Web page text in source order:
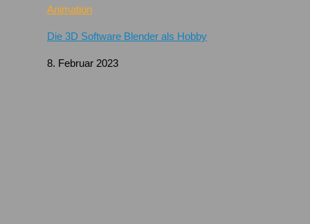
Animation
Die 3D Software Blender als Hobby
8. Februar 2023